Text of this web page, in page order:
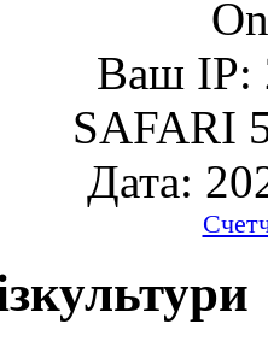
Ваш IP:
SAFARI
Дата: